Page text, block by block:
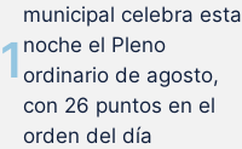
1
municipal celebra esta
noche el Pleno
ordinario de agosto,
con 26 puntos en el
orden del día